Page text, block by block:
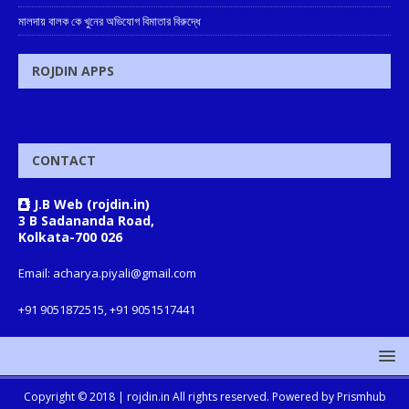
মালদায় বালক কে খুনের অভিযোগ বিমাতার বিরুদ্ধে
ROJDIN APPS
CONTACT
J.B Web (rojdin.in)
3 B Sadananda Road,
Kolkata-700 026
Email: acharya.piyali@gmail.com
+91 9051872515, +91 9051517441
Copyright © 2018 | rojdin.in All rights reserved. Powered by Prismhub